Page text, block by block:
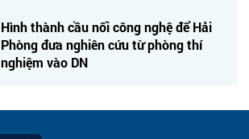
Hình thành cầu nối công nghệ để Hải
Phòng đưa nghiên cứu từ phòng thí
nghiệm vào DN